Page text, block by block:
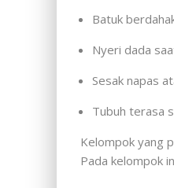
Batuk
Nyeri dada
Sesak napas
Tubuh terasa
Kelompok yang
Pada kelompok